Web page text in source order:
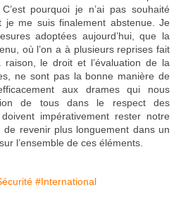
pourquoi je n’ai pas souhaité
me suis finalement abstenue. Je
adoptées aujourd’hui, que la
où l’on a à plusieurs reprises fait
raison, le droit et l’évaluation de la
ne sont pas la bonne manière de
aux drames qui nous
de tous dans le respect des
impérativement rester notre
de revenir plus longuement dans un
l’ensemble de ces éléments.
#International